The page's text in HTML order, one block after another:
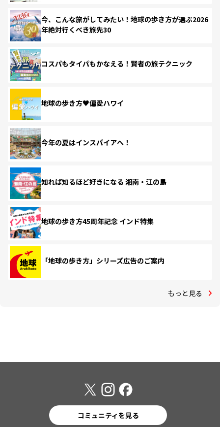
今、こんな旅がしてみたい！地球の歩き方が選ぶ2026
年絶対行くべき旅先30
コスパもタイパもかなえる！賢者の旅テクニック
地球の歩き方♥偏愛ハワイ
今年の夏はインスパイアへ！
知れば知るほど好きになる 湘南・江の島
地球の歩き方45周年記念 インド特集
「地球の歩き方」シリーズ広告のご案内
もっと見る
コミュニティを見る